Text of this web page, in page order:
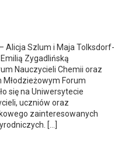
Alicja Szlum i Maja Tolksdorf-
Zygadlińską
Nauczycieli Chemii oraz
Forum
się na Uniwersytecie
uczniów oraz
zainteresowanych
[…]